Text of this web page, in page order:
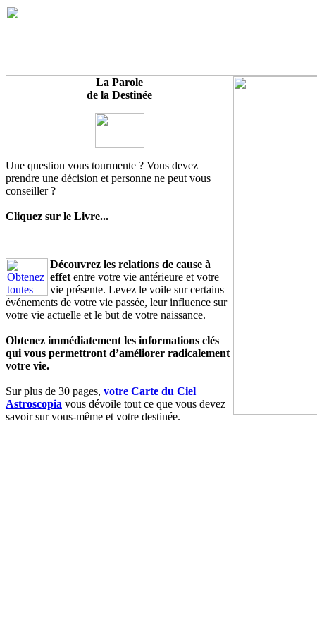
La Parole
de la Destinée
Une question vous tourmente ? Vous devez
prendre une décision et personne ne peut vous
conseiller ?
Cliquez sur le Livre...
Découvrez les relations de cause à
effet entre votre vie antérieure et votre
vie présente. Levez le voile sur certains
événements de votre vie passée, leur influence sur
votre vie actuelle et le but de votre naissance.
Obtenez immédiatement les informations clés
qui vous permettront d’améliorer radicalement
votre vie.
Sur plus de 30 pages, votre Carte du Ciel
Astroscopia vous dévoile tout ce que vous devez
savoir sur vous-même et votre destinée.